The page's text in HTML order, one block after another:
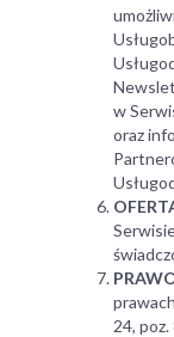
w
oraz
24, poz.